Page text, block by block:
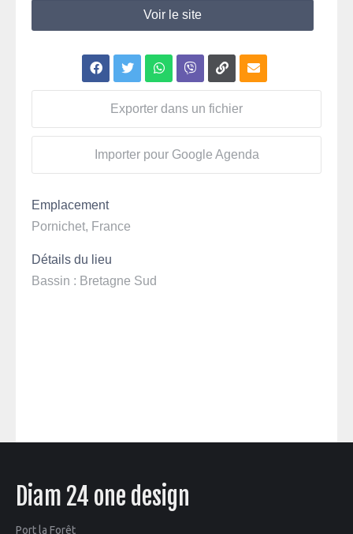
Voir le site
Exporter dans un fichier
Importer pour Google Agenda
Emplacement
Pornichet, France
Détails du lieu
Bassin : Bretagne Sud
Diam 24 one design
Port la Forêt